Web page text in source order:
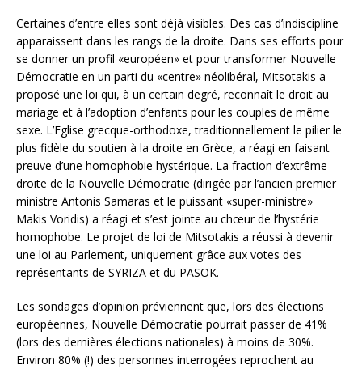
Certaines d’entre elles sont déjà visibles. Des cas d’indiscipline
apparaissent dans les rangs de la droite. Dans ses efforts pour
se donner un profil «européen» et pour transformer Nouvelle
Démocratie en un parti du «centre» néolibéral, Mitsotakis a
proposé une loi qui, à un certain degré, reconnaît le droit au
mariage et à l’adoption d’enfants pour les couples de même
sexe. L’Eglise grecque-orthodoxe, traditionnellement le pilier le
plus fidèle du soutien à la droite en Grèce, a réagi en faisant
preuve d’une homophobie hystérique. La fraction d’extrême
droite de la Nouvelle Démocratie (dirigée par l’ancien premier
ministre Antonis Samaras et le puissant «super-ministre»
Makis Voridis) a réagi et s’est jointe au chœur de l’hystérie
homophobe. Le projet de loi de Mitsotakis a réussi à devenir
une loi au Parlement, uniquement grâce aux votes des
représentants de SYRIZA et du PASOK.
Les sondages d’opinion préviennent que, lors des élections
européennes, Nouvelle Démocratie pourrait passer de 41%
(lors des dernières élections nationales) à moins de 30%.
Environ 80% (!) des personnes interrogées reprochent au